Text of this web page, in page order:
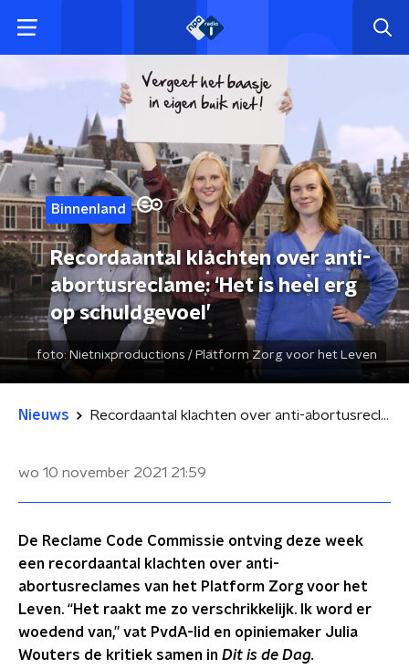
Binnenland
Recordaantal klachten over anti-
abortusreclame: ‘Het is heel erg
op schuldgevoel’
foto: Nietnixproductions / Platform Zorg voor het Leven
Nieuws Recordaantal klachten over anti-abortusreclame: ‘Het is heel erg op schuldgevoel’
wo 10 november 2021 21:59
De Reclame Code Commissie ontving deze week
een recordaantal klachten over anti-
abortusreclames van het Platform Zorg voor het
Leven. “Het raakt me zo verschrikkelijk. Ik word er
woedend van,” vat PvdA-lid en opiniemaker Julia
Wouters de kritiek samen in Dit is de Dag.